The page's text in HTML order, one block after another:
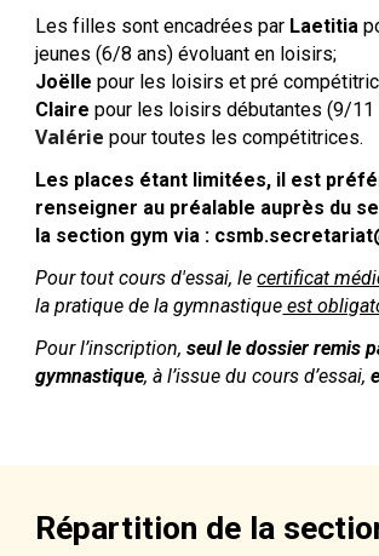
Les filles sont encadrées par Laetitia
jeunes (6/8 ans) évoluant en loisirs;
Joëlle pour les loisirs et pré
Clairepour les loisirs débutantes (9/11
Valériepour toutes les compétitrices.
Les places étant limitées, il est
renseigner au préalable auprès du
la section gym via :
Pour tout cours d'essai, lecertificat
la pratique de la gymnastique est
Pour l’inscription,seul le dossier remis
gymnastique, à l’issue du cours d’essai,
Répartition de la